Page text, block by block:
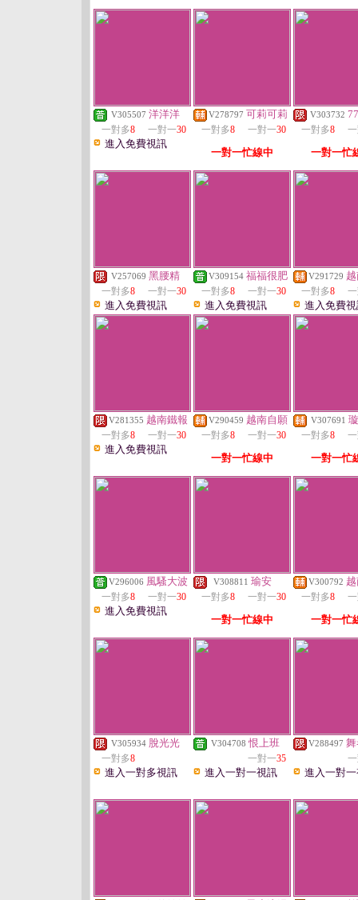
V305507 洋洋洋
一對多8 一對一30
進入免費視訊
V278797 可莉可莉
一對多8 一對一30
一對一忙線中
V303732
一對多8
一對一忙
V257069 黑腰精
一對多8 一對一30
進入免費視訊
V309154 福福很肥
一對多8 一對一30
進入免費視訊
V291729
一對多8
進入免費
V281355 越南鐵報
一對多8 一對一30
進入免費視訊
V290459 越南自願
一對多8 一對一30
一對一忙線中
V307691
一對多8
一對一忙
V296006 風騷大波
一對多8 一對一30
進入免費視訊
V308811 瑜安
一對多8 一對一30
一對一忙線中
V300792
一對多8
一對一忙
V305934 脫光光
一對多8
進入一對多視訊
V304708 恨上班
一對一35
進入一對一視訊
V288497
進入一對